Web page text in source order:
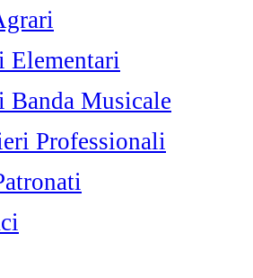
Elementari
Banda Musicale
Professionali